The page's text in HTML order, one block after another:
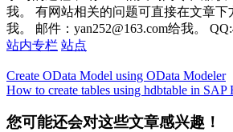
我。 有网站相关的问题可直接在文章下
我。 邮件：yan252@163.com给我。
站内专栏 站点
Create OData Model using OData Modeler
How to create tables using hdbtable in
您可能还会对这些文章感兴趣！